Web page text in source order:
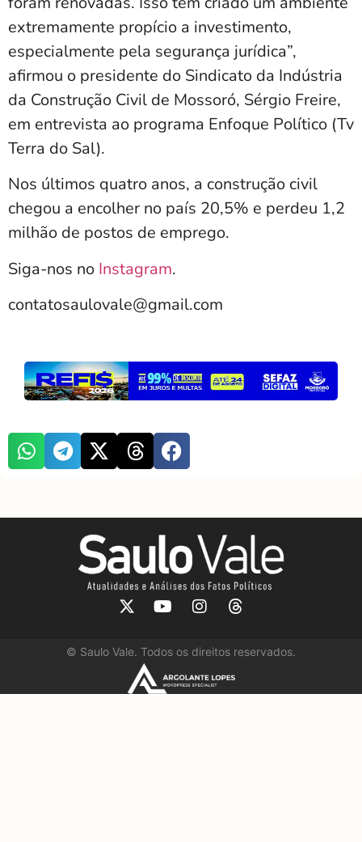
extremamente propício a investimento,
especialmente pela segurança jurídica”,
afirmou o presidente do Sindicato da Indústria
da Construção Civil de Mossoró, Sérgio Freire,
em entrevista ao programa Enfoque Político (Tv
Terra do Sal).
Nos últimos quatro anos, a construção civil
chegou a encolher no país 20,5% e perdeu 1,2
milhão de postos de emprego.
Siga-nos no Instagram.
contatosaulovale@gmail.com
© Saulo Vale. Todos os direitos reservados.